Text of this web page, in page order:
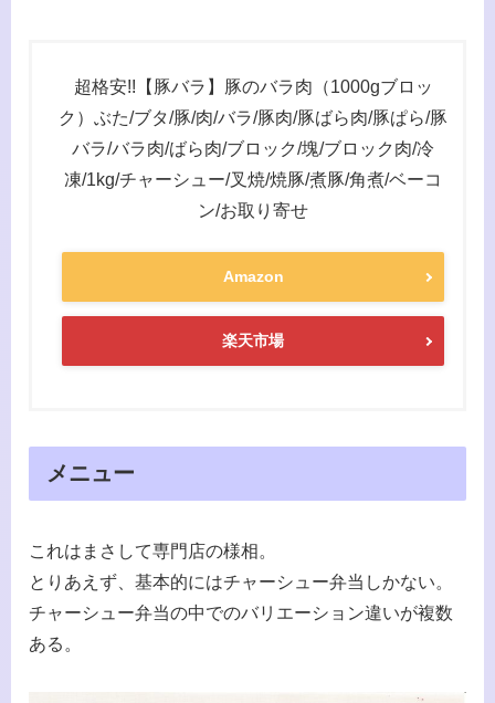
超格安!!【豚バラ】豚のバラ肉（1000gブロッ
ク）ぶた/ブタ/豚/肉/バラ/豚肉/豚ばら肉/豚ぱら/豚
バラ/バラ肉/ばら肉/ブロック/塊/ブロック肉/冷
凍/1kg/チャーシュー/叉焼/焼豚/煮豚/角煮/ベーコ
ン/お取り寄せ
Amazon
楽天市場
メニュー
これはまさして専門店の様相。
とりあえず、基本的にはチャーシュー弁当しかない。
チャーシュー弁当の中でのバリエーション違いが複数
ある。